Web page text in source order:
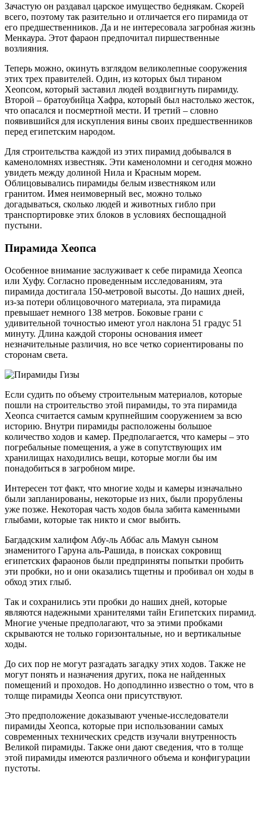
Зачастую он раздавал царское имущество беднякам. Скорей
всего, поэтому так разительно и отличается его пирамида от
его предшественников. Да и не интересовала загробная жизнь
Менкаура. Этот фараон предпочитал пиршественные
возлияния.
Теперь можно, окинуть взглядом великолепные сооружения
этих трех правителей. Один, из которых был тираном
Хеопсом, который заставил людей воздвигнуть пирамиду.
Второй – братоубийца Хафра, который был настолько жесток,
что опасался и посмертной мести. И третий – словно
появившийся для искупления вины своих предшественников
перед египетским народом.
Для строительства каждой из этих пирамид добывался в
каменоломнях известняк. Эти каменоломни и сегодня можно
увидеть между долиной Нила и Красным морем.
Облицовывались пирамиды белым известняком или
гранитом. Имея неимоверный вес, можно только
догадываться, сколько людей и животных гибло при
транспортировке этих блоков в условиях беспощадной
пустыни.
Пирамида Хеопса
Особенное внимание заслуживает к себе пирамида Хеопса
или Хуфу. Согласно проведенным исследованиям, эта
пирамида достигала 150-метровой высоты. До наших дней,
из-за потери облицовочного материала, эта пирамида
превышает немного 138 метров. Боковые грани с
удивительной точностью имеют угол наклона 51 градус 51
минуту. Длина каждой стороны основания имеет
незначительные различия, но все четко сориентированы по
сторонам света.
Если судить по объему строительным материалов, которые
пошли на строительство этой пирамиды, то эта пирамида
Хеопса считается самым крупнейшим сооружением за всю
историю. Внутри пирамиды расположены большое
количество ходов и камер. Предполагается, что камеры – это
погребальные помещения, а уже в сопутствующих им
хранилищах находились вещи, которые могли бы им
понадобиться в загробном мире.
Интересен тот факт, что многие ходы и камеры изначально
были запланированы, некоторые из них, были прорублены
уже позже. Некоторая часть ходов была забита каменными
глыбами, которые так никто и смог выбить.
Багдадским халифом Абу-ль Аббас аль Мамун сыном
знаменитого Гаруна аль-Рашида, в поисках сокровищ
египетских фараонов были предприняты попытки пробить
эти пробки, но и они оказались тщетны и пробивал он ходы в
обход этих глыб.
Так и сохранились эти пробки до наших дней, которые
являются надежными хранителями тайн Египетских пирамид.
Многие ученые предполагают, что за этими пробками
скрываются не только горизонтальные, но и вертикальные
ходы.
До сих пор не могут разгадать загадку этих ходов. Также не
могут понять и назначения других, пока не найденных
помещений и проходов. Но доподлинно известно о том, что в
толще пирамиды Хеопса они присутствуют.
Это предположение доказывают ученые-исследователи
пирамиды Хеопса, которые при использовании самых
современных технических средств изучали внутренность
Великой пирамиды. Также они дают сведения, что в толще
этой пирамиды имеются различного объема и конфигурации
пустоты.